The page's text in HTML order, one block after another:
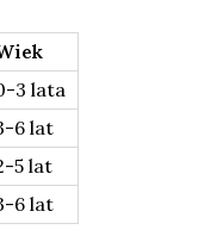
3 lata
6 lat
5 lat
6 lat